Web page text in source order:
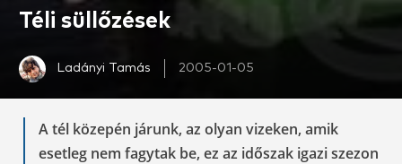
Téli süllőzések
Ladányi Tamás 2005-01-05
A tél közepén járunk, az olyan vizeken, amik
esetleg nem fagytak be, ez az időszak igazi szezon